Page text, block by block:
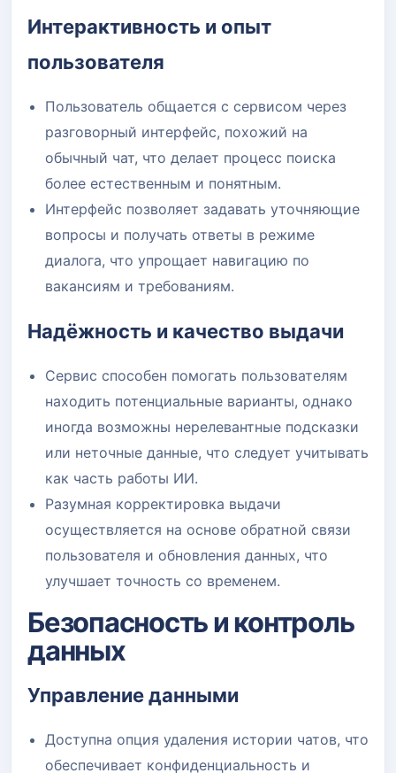
Интерактивность и опыт
пользователя
Пользователь общается с сервисом через
разговорный интерфейс, похожий на
обычный чат, что делает процесс поиска
более естественным и понятным.
Интерфейс позволяет задавать уточняющие
вопросы и получать ответы в режиме
диалога, что упрощает навигацию по
вакансиям и требованиям.
Надёжность и качество выдачи
Сервис способен помогать пользователям
находить потенциальные варианты, однако
иногда возможны нерелевантные подсказки
или неточные данные, что следует учитывать
как часть работы ИИ.
Разумная корректировка выдачи
осуществляется на основе обратной связи
пользователя и обновления данных, что
улучшает точность со временем.
Безопасность и контроль
данных
Управление данными
Доступна опция удаления истории чатов, что
обеспечивает конфиденциальность и